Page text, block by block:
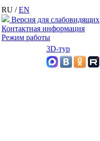
RU /EN
Версия для слабовидящих
Контактная информация
Режим работы
3D-тур